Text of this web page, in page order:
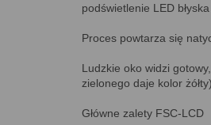
podświetlenie LED
Proces powtarza się
Ludzkie oko widzi
zielonego daje kolor
Główne zalety FSC-LCD